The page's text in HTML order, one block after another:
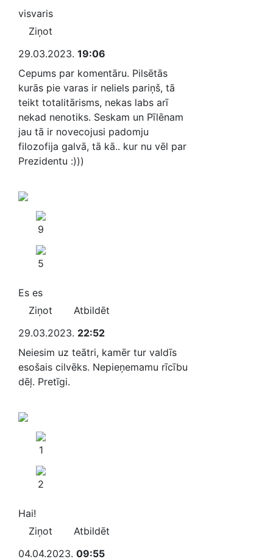
visvaris
Ziņot
29.03.2023. 19:06
Cepums par komentāru. Pilsētās
kurās pie varas ir neliels pariņš, tā
teikt totalitārisms, nekas labs arī
nekad nenotiks. Seskam un Pīlēnam
jau tā ir novecojusi padomju
filozofija galvā, tā kā.. kur nu vēl par
Prezidentu :)))
9
5
Es es
Ziņot
Atbildēt
29.03.2023. 22:52
Neiesim uz teātri, kamēr tur valdīs
esošais cilvēks. Nepieņemamu rīcību
dēļ. Pretīgi.
1
2
Hai!
Ziņot
Atbildēt
04.04.2023. 09:55